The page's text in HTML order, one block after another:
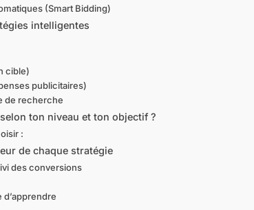
(Smart Bidding)
intelligentes
cible)
publicitaires)
de recherche
ton niveau et ton objectif ?
:
de chaque stratégie
des conversions
d’apprendre